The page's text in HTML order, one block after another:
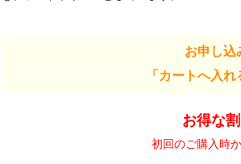
お申し込
「カートへ入
お得な
初回のご購入時